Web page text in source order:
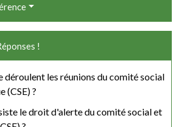
!
déroulent les réunions du comité social
(CSE) ?
le droit d'alerte du comité social et